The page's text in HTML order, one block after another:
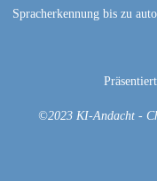
Spracherkennung bis zu
©2023 KI-Andacht -